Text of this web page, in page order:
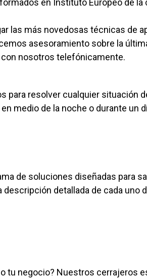
en Instituto Europeo de la
las más novedosas técnicas de
asesoramiento sobre la
nosotros telefónicamente.
resolver cualquier situación
medio de la noche o durante un
de soluciones diseñadas para
detallada de cada uno
tu negocio? Nuestros cerrajeros